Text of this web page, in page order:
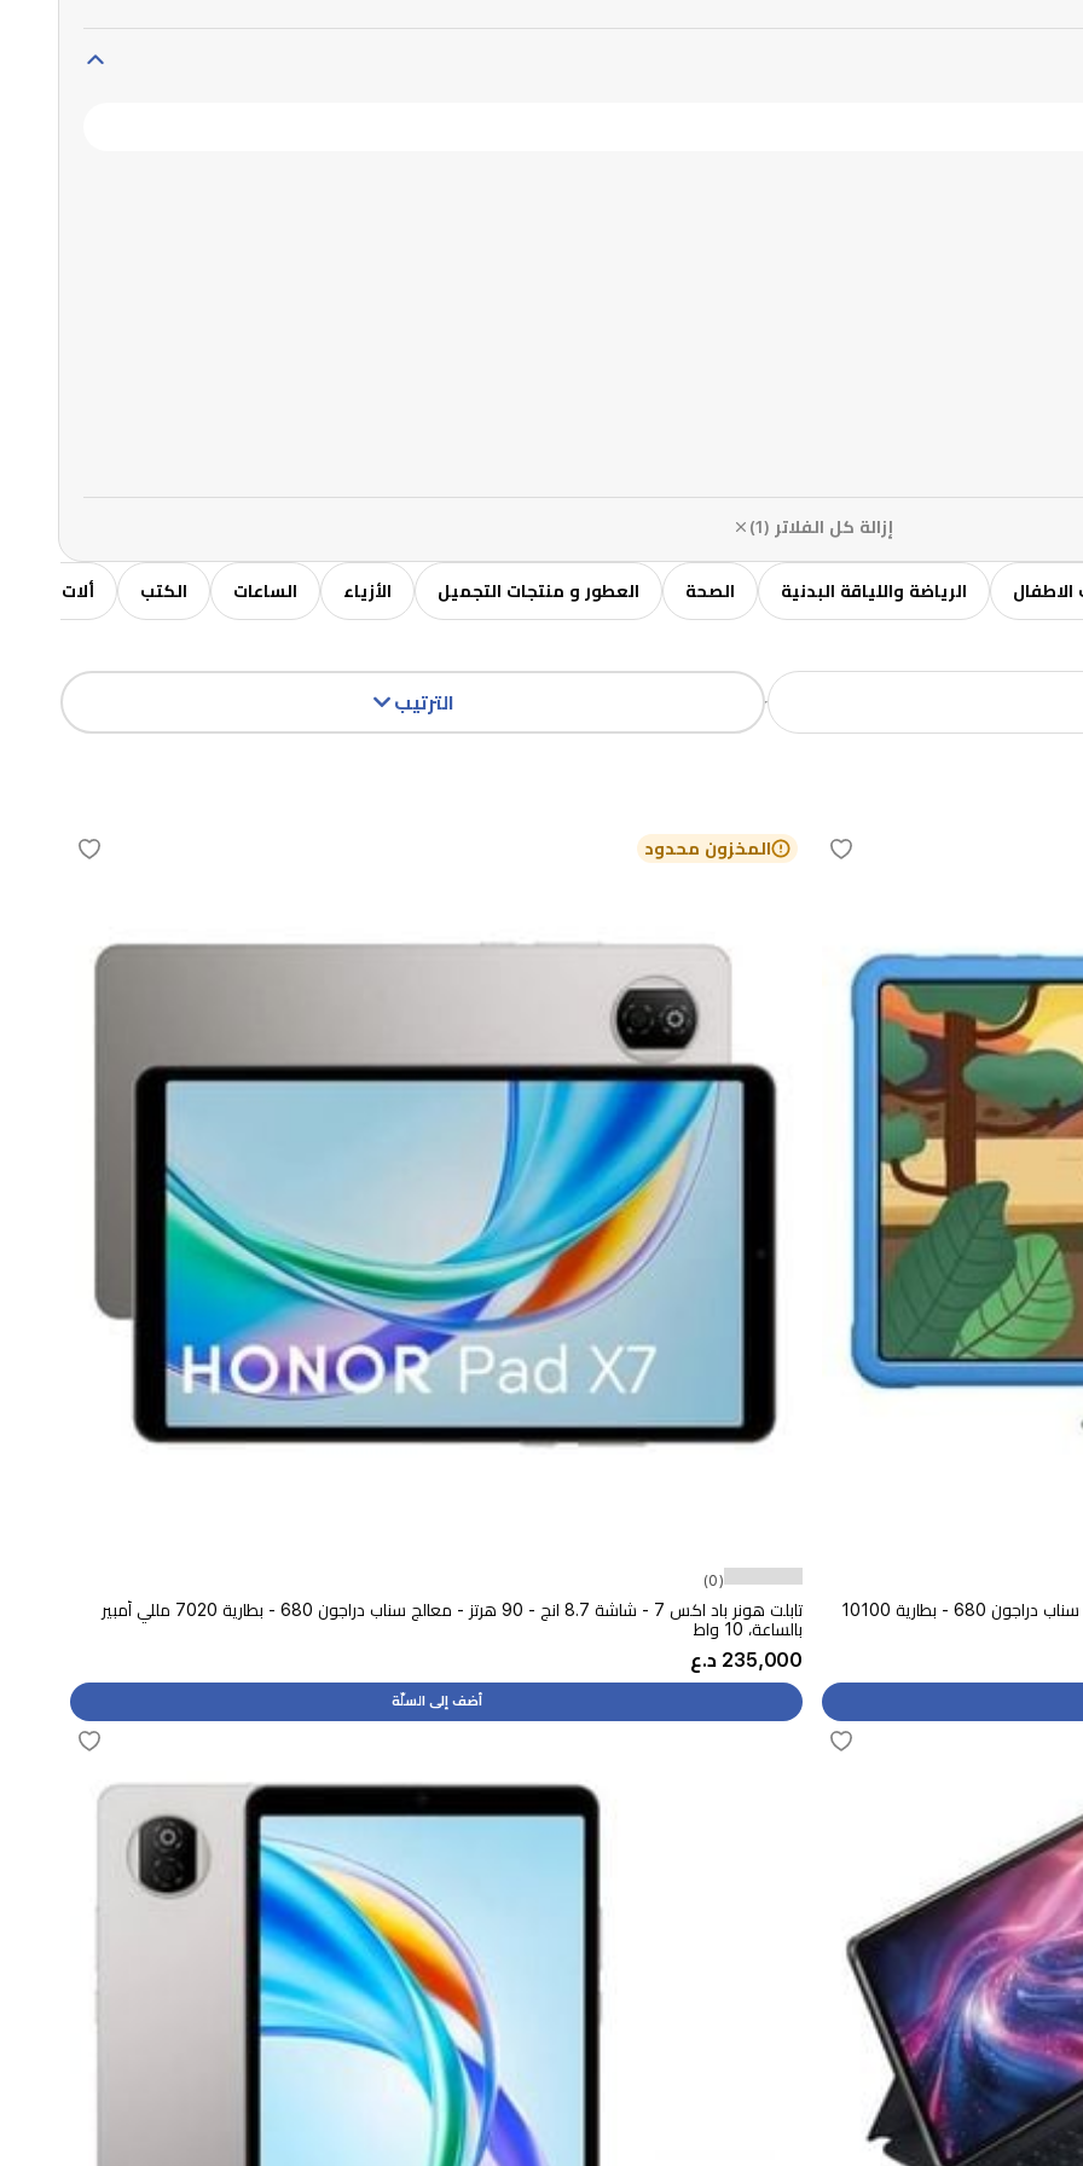
إزالة كل الفلاتر (1)
الاطفال الرياضة واللياقة البدنية الصحة العطور و منتجات التجميل الأزياء الساعات الكتب ألات
الترتيب
تابلت هونر باد X8b اصدار الأطفال - واي فاي - شاشة 11 انج - معالج سناب دراجون 680 - بطارية 10100
المخزون محدود
(0)
تابلت هونر باد اكس 7 - شاشة 8.7 انج - 90 هرتز - معالج سناب دراجون 680 - بطارية 7020 مللي أمبير
بالساعة، 10 واط
235,000 د.ع
أضف إلى السلّة